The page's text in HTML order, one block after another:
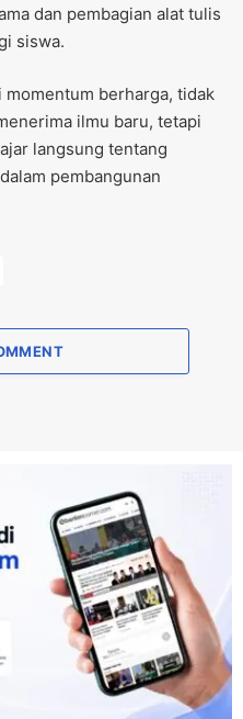
dan pembagian alat tulis
siswa.
momentum berharga, tidak
ilmu baru, tetapi
langsung tentang
pembangunan